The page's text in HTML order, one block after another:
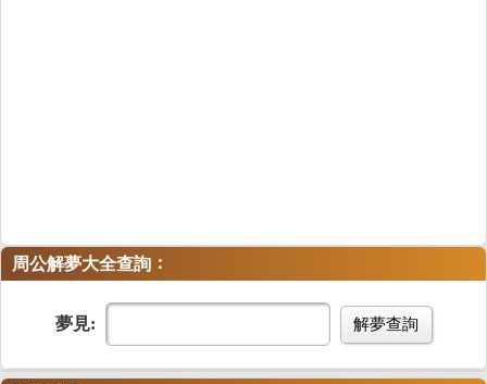
周公解夢大全查詢 ：
夢見: 解夢查詢